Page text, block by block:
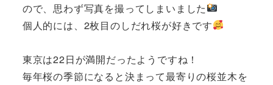
ので、思わず写真を撮ってしまいました
個人的には、2枚目のしだれ桜が好きです
東京は22日が満開だったようですね！
毎年桜の季節になると決まって最寄りの桜並木を